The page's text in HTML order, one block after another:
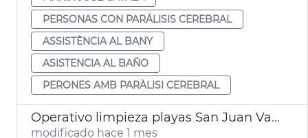
PERSONAS CON PARÁLISIS CEREBRAL
ASSISTÈNCIA AL BANY
ASISTENCIA AL BAÑO
PERONES AMB PARÀLISI CEREBRAL
Operativo limpieza playas San Juan València
modificado hace 1 mes